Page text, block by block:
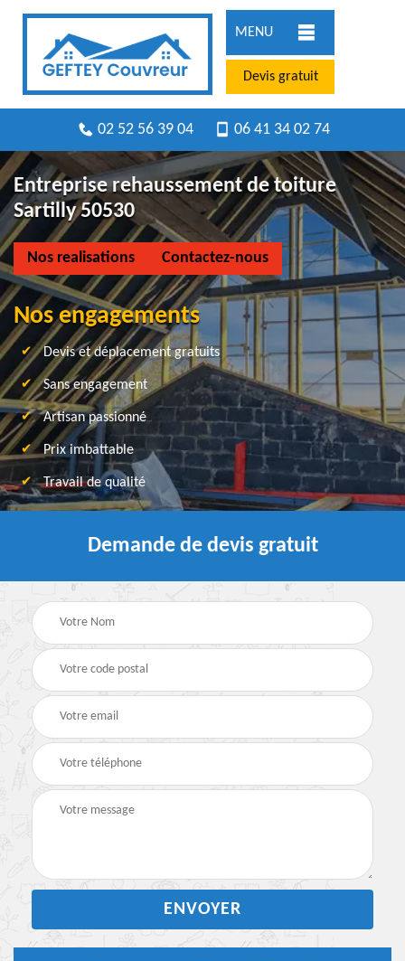
MENU
Devis gratuit
02 52 56 39 04 06 41 34 02 74
Entreprise rehaussement de toiture
Sartilly 50530
Nos realisations Contactez-nous
Nos engagements
Devis et déplacement gratuits
Sans engagement
Artisan passionné
Prix imbattable
Travail de qualité
Demande de devis gratuit